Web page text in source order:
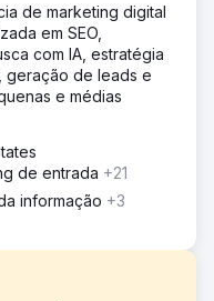
de marketing digital
em SEO,
com IA, estratégia
geração de leads e
e médias
de entrada +21
informação +3